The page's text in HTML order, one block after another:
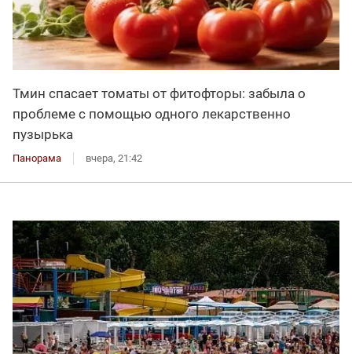
Тмин спасает томаты от фитофторы: забыла о
проблеме с помощью одного лекарственно
пузырька
Панорама вчера, 21:42